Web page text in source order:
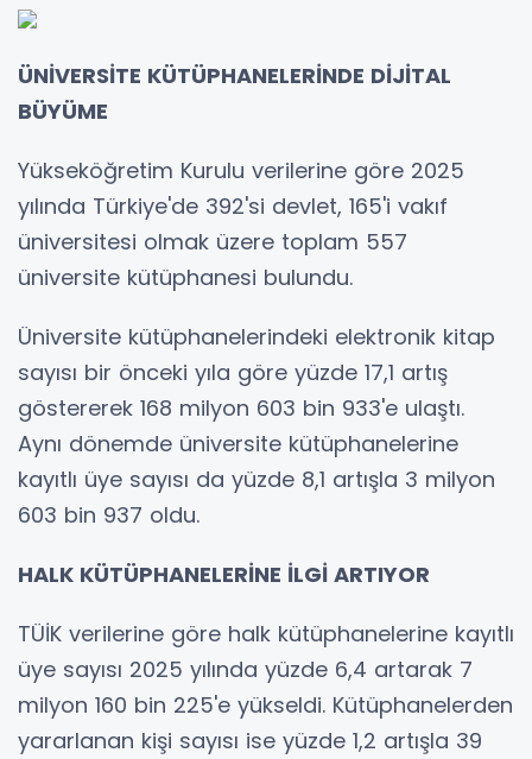
ÜNİVERSİTE KÜTÜPHANELERİNDE DİJİTAL
BÜYÜME
Yükseköğretim Kurulu verilerine göre 2025
yılında Türkiye'de 392'si devlet, 165'i vakıf
üniversitesi olmak üzere toplam 557
üniversite kütüphanesi bulundu.
Üniversite kütüphanelerindeki elektronik kitap
sayısı bir önceki yıla göre yüzde 17,1 artış
göstererek 168 milyon 603 bin 933'e ulaştı.
Aynı dönemde üniversite kütüphanelerine
kayıtlı üye sayısı da yüzde 8,1 artışla 3 milyon
603 bin 937 oldu.
HALK KÜTÜPHANELERİNE İLGİ ARTIYOR
TÜİK verilerine göre halk kütüphanelerine kayıtlı
üye sayısı 2025 yılında yüzde 6,4 artarak 7
milyon 160 bin 225'e yükseldi. Kütüphanelerden
yararlanan kişi sayısı ise yüzde 1,2 artışla 39